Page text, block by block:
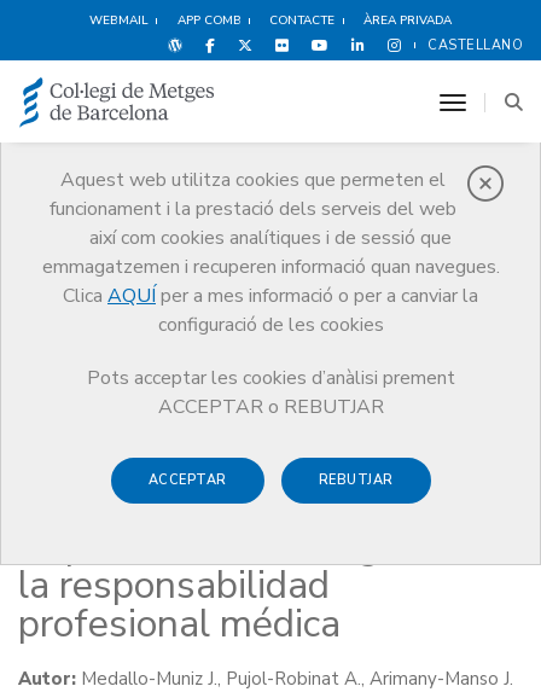
WEBMAIL APP COMB CONTACTE ÀREA PRIVADA
CASTELLANO
Aquest web utilitza cookies que permeten el
funcionament i la prestació dels serveis del web
així com cookies analítiques i de sessió que
emmagatzemen i recuperen informació quan navegues.
Clica AQUÍ per a mes informació o per a canviar la
configuració de les cookies
Pots acceptar les cookies d’anàlisi prement
ACCEPTAR o REBUTJAR
ACCEPTAR REBUTJAR
toggle
Publicacions
Publicacions
Aspectos médico-legales de la responsabilidad profesional médica
Seguretat Clínica
la responsabilidad
profesional médica
Autor: Medallo-Muniz J., Pujol-Robinat A., Arimany-Manso J.